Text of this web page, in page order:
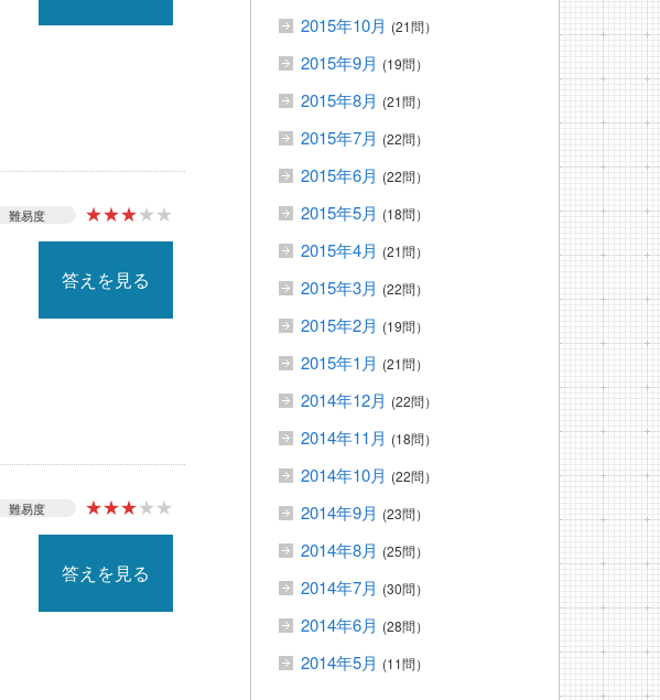
難易度 ★★★★★
答えを見る
難易度 ★★★★★
答えを見る
2015年10月 (21問）
2015年9月 (19問）
2015年8月 (21問）
2015年7月 (22問）
2015年6月 (22問）
2015年5月 (18問）
2015年4月 (21問）
2015年3月 (22問）
2015年2月 (19問）
2015年1月 (21問）
2014年12月 (22問）
2014年11月 (18問）
2014年10月 (22問）
2014年9月 (23問）
2014年8月 (25問）
2014年7月 (30問）
2014年6月 (28問）
2014年5月 (11問）